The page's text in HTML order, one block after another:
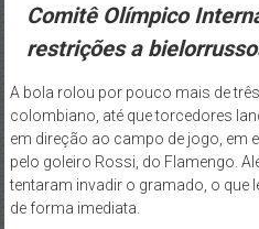
Comitê Olímpico
restrições a
A bola rolou por pouco mais de
colombiano, até que torcedores
em direção ao campo de jogo, em
pelo goleiro Rossi, do Flamengo.
tentaram invadir o gramado, o que
de forma imediata.